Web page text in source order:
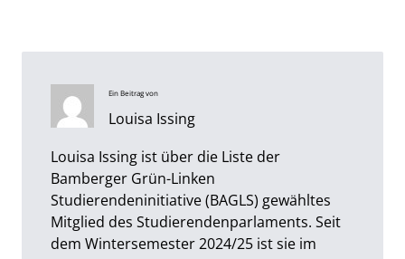
Ein Beitrag von
Louisa Issing
Louisa Issing ist über die Liste der
Bamberger Grün-Linken
Studierendeninitiative (BAGLS) gewähltes
Mitglied des Studierendenparlaments. Seit
dem Wintersemester 2024/25 ist sie im